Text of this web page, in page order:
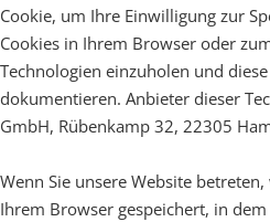
Cookie, um Ihre Einwilligung zur
Cookies in Ihrem Browser oder
Technologien einzuholen und
dokumentieren. Anbieter dieser
GmbH, Rübenkamp 32, 22305
Wenn Sie unsere Website
Ihrem Browser gespeichert, in